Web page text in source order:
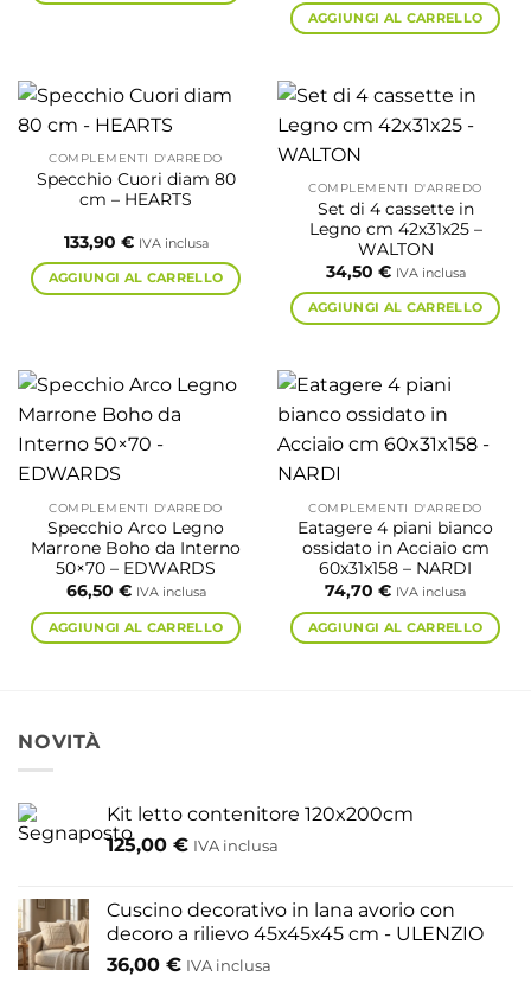
AGGIUNGI AL CARRELLO
COMPLEMENTI D'ARREDO
Specchio Cuori diam 80
cm – HEARTS
133,90 € IVA inclusa
AGGIUNGI AL CARRELLO
COMPLEMENTI D'ARREDO
Set di 4 cassette in
Legno cm 42x31x25 –
WALTON
34,50 € IVA inclusa
AGGIUNGI AL CARRELLO
COMPLEMENTI D'ARREDO
Specchio Arco Legno
Marrone Boho da Interno
50×70 – EDWARDS
66,50 € IVA inclusa
AGGIUNGI AL CARRELLO
COMPLEMENTI D'ARREDO
Eatagere 4 piani bianco
ossidato in Acciaio cm
60x31x158 – NARDI
74,70 € IVA inclusa
AGGIUNGI AL CARRELLO
NOVITÀ
Kit letto contenitore 120x200cm
125,00 € IVA inclusa
Cuscino decorativo in lana avorio con
decoro a rilievo 45x45x45 cm - ULENZIO
36,00 € IVA inclusa